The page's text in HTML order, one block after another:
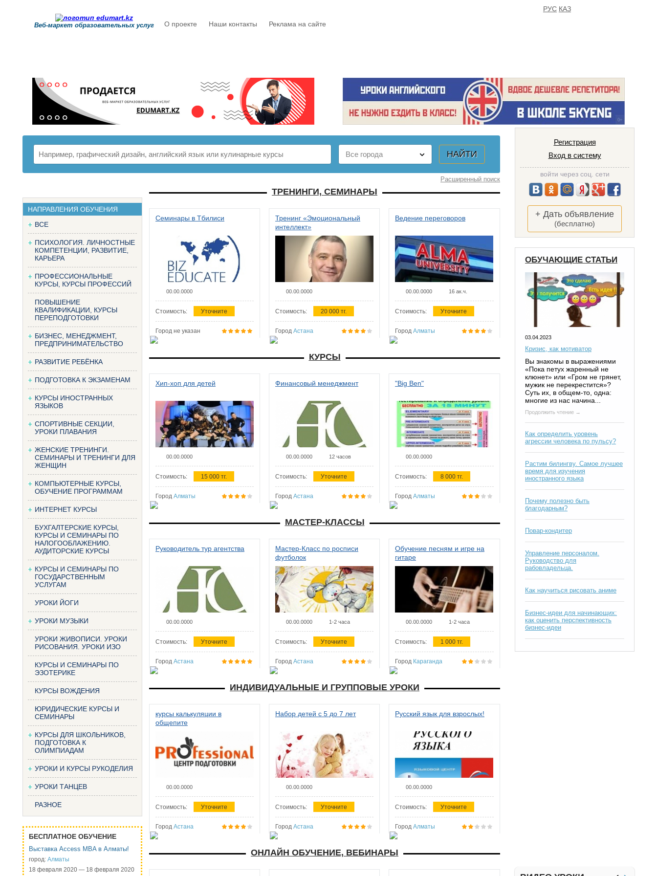
Веб-маркет образовательных услуг О проекте Наши контакты Реклама на сайте
РУС КАЗ
Расширенный поиск
НАПРАВЛЕНИЯ ОБУЧЕНИЯ
ВСЕ
ПСИХОЛОГИЯ. ЛИЧНОСТНЫЕ
КОМПЕТЕНЦИИ, РАЗВИТИЕ,
КАРЬЕРА
ПРОФЕССИОНАЛЬНЫЕ
КУРСЫ, КУРСЫ ПРОФЕССИЙ
ПОВЫШЕНИЕ
КВАЛИФИКАЦИИ, КУРСЫ
ПЕРЕПОДГОТОВКИ
БИЗНЕС, МЕНЕДЖМЕНТ,
ПРЕДПРИНИМАТЕЛЬСТВО
РАЗВИТИЕ РЕБЁНКА
ПОДГОТОВКА К ЭКЗАМЕНАМ
КУРСЫ ИНОСТРАННЫХ
ЯЗЫКОВ
СПОРТИВНЫЕ СЕКЦИИ,
УРОКИ ПЛАВАНИЯ
ЖЕНСКИЕ ТРЕНИНГИ.
СЕМИНАРЫ И ТРЕНИНГИ ДЛЯ
ЖЕНЩИН
КОМПЬЮТЕРНЫЕ КУРСЫ,
ОБУЧЕНИЕ ПРОГРАММАМ
ИНТЕРНЕТ КУРСЫ
БУХГАЛТЕРСКИЕ КУРСЫ,
КУРСЫ И СЕМИНАРЫ ПО
НАЛОГООБЛАЖЕНИЮ.
АУДИТОРСКИЕ КУРСЫ
КУРСЫ И СЕМИНАРЫ ПО
ГОСУДАРСТВЕННЫМ
УСЛУГАМ
УРОКИ ЙОГИ
УРОКИ МУЗЫКИ
УРОКИ ЖИВОПИСИ. УРОКИ
РИСОВАНИЯ. УРОКИ ИЗО
КУРСЫ И СЕМИНАРЫ ПО
ЭЗОТЕРИКЕ
КУРСЫ ВОЖДЕНИЯ
ЮРИДИЧЕСКИЕ КУРСЫ И
СЕМИНАРЫ
КУРСЫ ДЛЯ ШКОЛЬНИКОВ,
ПОДГОТОВКА К
ОЛИМПИАДАМ
УРОКИ И КУРСЫ РУКОДЕЛИЯ
УРОКИ ТАНЦЕВ
РАЗНОЕ
БЕСПЛАТНОЕ ОБУЧЕНИЕ
Выставка Access MBA в Алматы!
город: Алматы
18 февраля 2020 — 18 февраля 2020
ТРЕНИНГИ, СЕМИНАРЫ
Семинары в Тбилиси
00.00.0000
Стоимость: Уточните
Город не указан
Тренинг «Эмоциональный
интеллект»
00.00.0000
Стоимость: 20 000 тг.
Город Астана
Ведение переговоров
00.00.0000 16 ак.ч.
Стоимость: Уточните
Город Алматы
КУРСЫ
Хип-хоп для детей
00.00.0000
Стоимость: 15 000 тг.
Город Алматы
Финансовый менеджмент
00.00.0000 12 часов
Стоимость: Уточните
Город Астана
"Big Ben"
00.00.0000
Стоимость: 8 000 тг.
Город Алматы
МАСТЕР-КЛАССЫ
Руководитель тур агентства
00.00.0000
Стоимость: Уточните
Город Астана
Мастер-Класс по росписи
футболок
00.00.0000 1-2 часа
Стоимость: Уточните
Город Астана
Обучение песням и игре на
гитаре
00.00.0000 1-2 часа
Стоимость: 1 000 тг.
Город Караганда
ИНДИВИДУАЛЬНЫЕ И ГРУППОВЫЕ УРОКИ
курсы калькуляции в
общепите
00.00.0000
Стоимость: Уточните
Город Астана
Набор детей с 5 до 7 лет
00.00.0000
Стоимость: Уточните
Город Астана
Русский язык для взрослых!
00.00.0000
Стоимость: Уточните
Город Алматы
ОНЛАЙН ОБУЧЕНИЕ, ВЕБИНАРЫ
Регистрация
Вход в систему
войти через соц. сети
+ Дать объявление
(бесплатно)
ОБУЧАЮЩИЕ СТАТЬИ
03.04.2023
Кризис, как мотиватор
Вы знакомы в выражениями
«Пока петух жаренный не
клюнет» или «Гром не грянет,
мужик не перекрестится»?
Суть их, в общем-то, одна:
многие из нас начина...
Продолжить чтение →
Как определить уровень
агрессии человека по пульсу?
Растим билингву. Самое лучшее
время для изучения
иностранного языка
Почему полезно быть
благодарным?
Повар-кондитер
Управление персоналом.
Руководство для
рабовладельца.
Как научиться рисовать аниме
Бизнес-идеи для начинающих:
как оценить перспективность
бизнес-идеи